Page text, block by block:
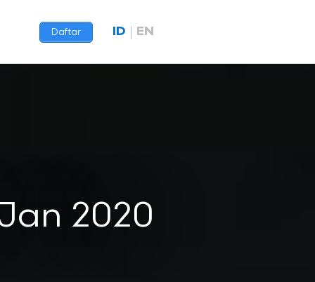
Daftar ID EN
2020